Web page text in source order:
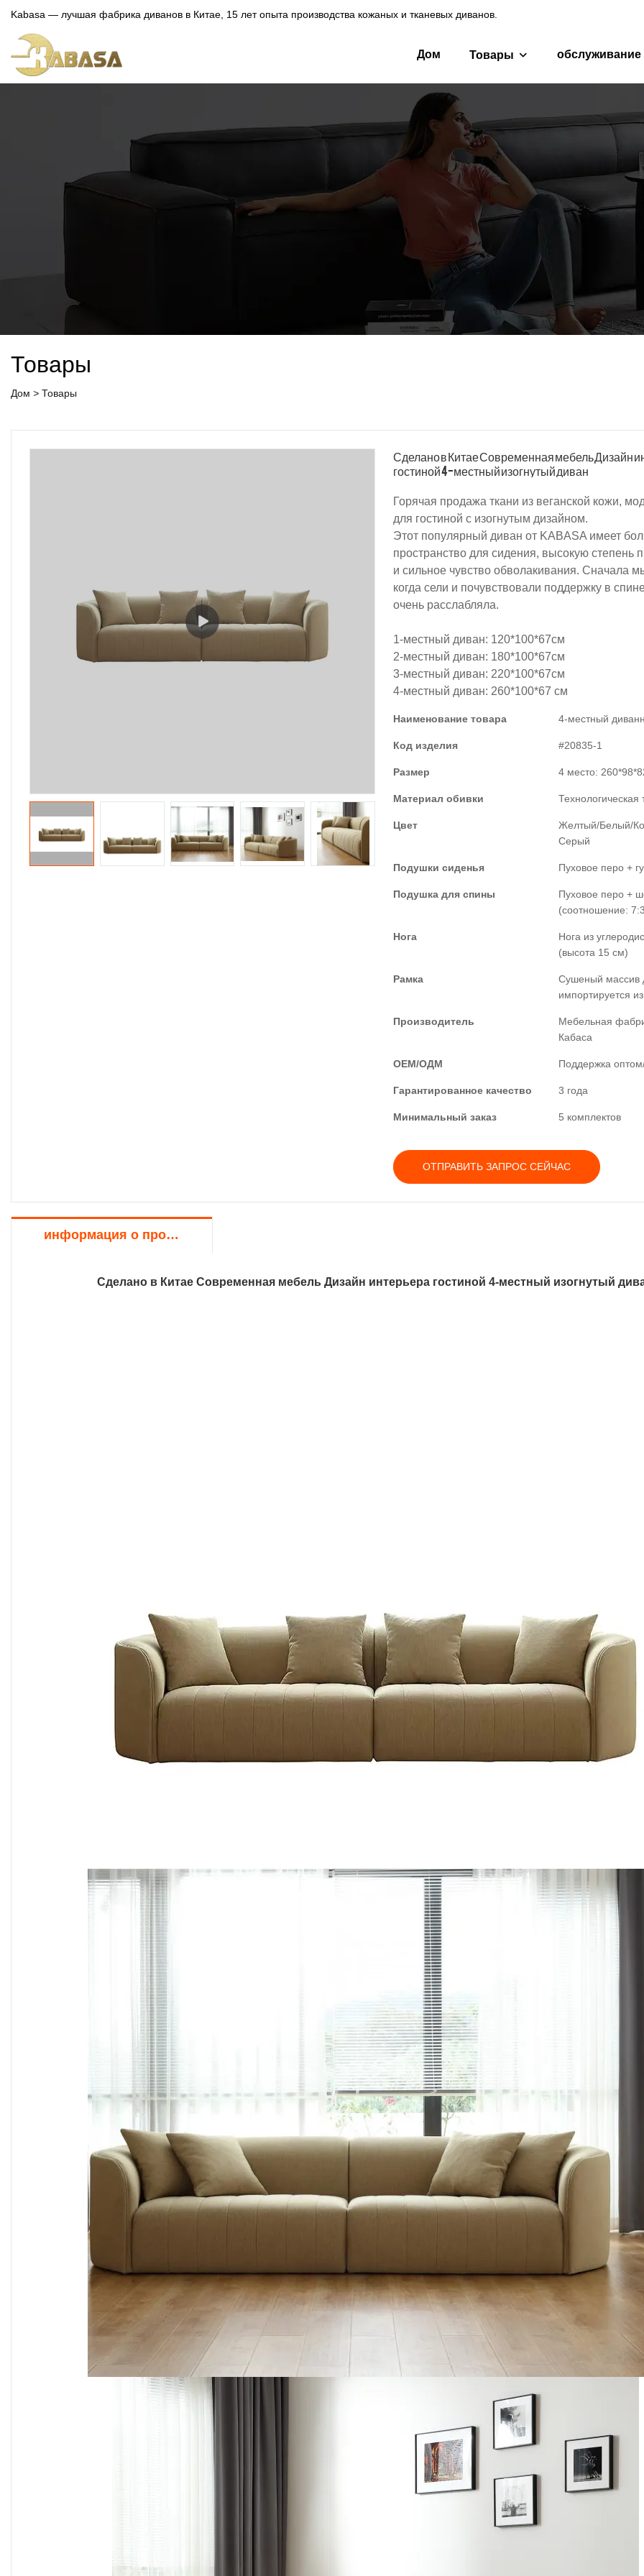
Kabasa — лучшая фабрика диванов в Китае, 15 лет опыта производства кожаных и тканевых диванов.
Дом Товары обслуживание
Товары
Дом > Товары
Сделано в Китае Современная мебель Дизайн
гостиной 4-местный изогнутый диван
Горячая продажа ткани из веганской кожи,
для гостиной с изогнутым дизайном.
Этот популярный диван от KABASA имеет
пространство для сидения, высокую степень
и сильное чувство обволакивания. Сначала
когда сели и почувствовали поддержку в
очень расслабляла.
1-местный диван: 120*100*67см
2-местный диван: 180*100*67см
3-местный диван: 220*100*67см
4-местный диван: 260*100*67 см
Наименование товара 4-местный
Код изделия #20835-1
Размер 4 место:
Материал обивки Технологическая
Цвет
Желтый/Белый/
Серый
Подушки сиденья Пуховое перо +
Подушка для спины
Пуховое перо +
(соотношение:
Нога
Нога из
(высота 15 см)
Рамка
Сушеный массив
импортируется
Производитель
Мебельная
Кабаса
ОЕМ/ОДМ Поддержка
Гарантированное качество 3 года
Минимальный заказ 5 комплектов
ОТПРАВИТЬ ЗАПРОС СЕЙЧАС
информация о продукте
Сделано в Китае Современная мебель Дизайн интерьера гостиной 4-местный изогнутый